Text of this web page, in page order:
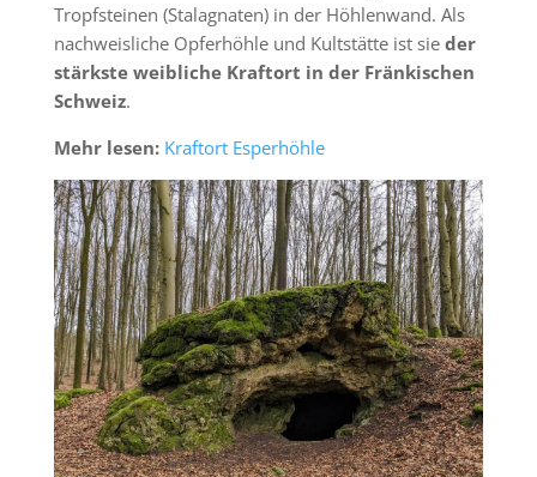
Tropfsteinen (Stalagnaten) in der Höhlenwand. Als
nachweisliche Opferhöhle und Kultstätte ist sie der
stärkste weibliche Kraftort in der Fränkischen
Schweiz.
Mehr lesen: Kraftort Esperhöhle